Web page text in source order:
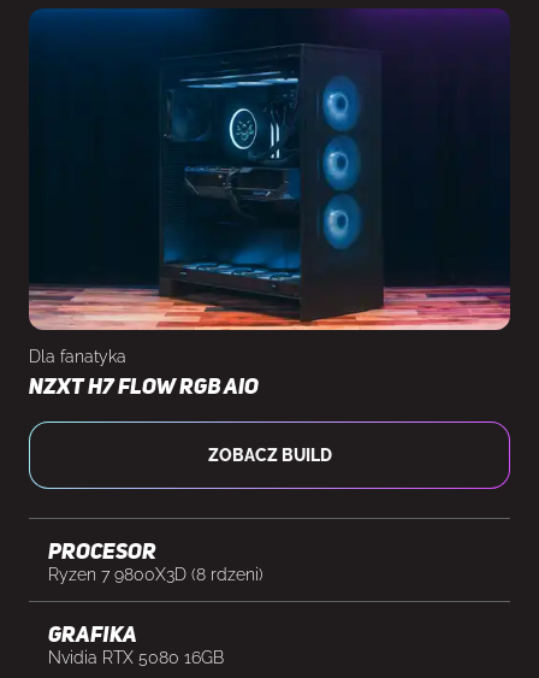
kupującego we własnym zakresie)
Dla fanatyka
NZXT H7 Flow RGB AIO
ZOBACZ BUILD
Procesor
Ryzen 7 9800X3D (8 rdzeni)
Grafika
Nvidia RTX 5080 16GB